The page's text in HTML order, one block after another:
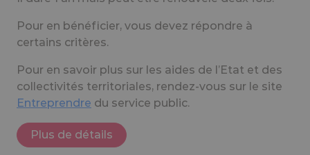
Pour en bénéficier, vous devez répondre à
certains critères.
Pour en savoir plus sur les aides de l’Etat et des
collectivités territoriales, rendez-vous sur le site
Entreprendre du service public.
Plus de détails